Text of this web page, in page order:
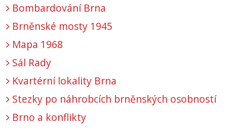
Bombardování Brna
Brněnské mosty 1945
Mapa 1968
Sál Rady
Kvartérní lokality Brna
Stezky po náhrobcích brněnských osobností
Brno a konflikty